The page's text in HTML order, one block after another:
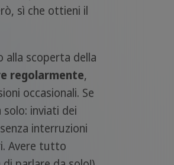
sì che ottieni il
alla scoperta della
regolarmente,
occasionali. Se
inviati dei
interruzioni
Avere tutto